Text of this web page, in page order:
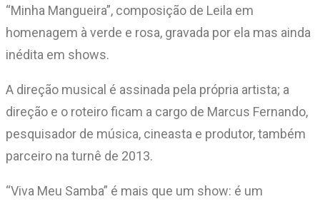
“Minha Mangueira”, composição de Leila em
homenagem à verde e rosa, gravada por ela mas ainda
inédita em shows.
A direção musical é assinada pela própria artista; a
direção e o roteiro ficam a cargo de Marcus Fernando,
pesquisador de música, cineasta e produtor, também
parceiro na turnê de 2013.
“Viva Meu Samba” é mais que um show: é um